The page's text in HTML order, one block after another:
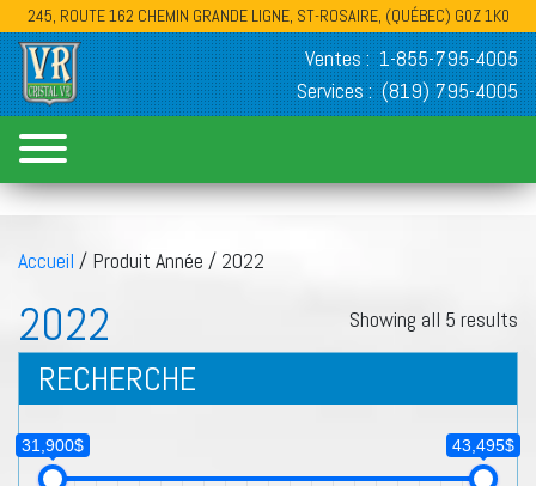
245, ROUTE 162 CHEMIN GRANDE LIGNE, ST-ROSAIRE, (QUÉBEC) G0Z 1K0
Ventes : 1-855-795-4005
Services : (819) 795-4005
Accueil / Produit Année / 2022
2022 Showing all 5 results
RECHERCHE
31,900$ 43,495$